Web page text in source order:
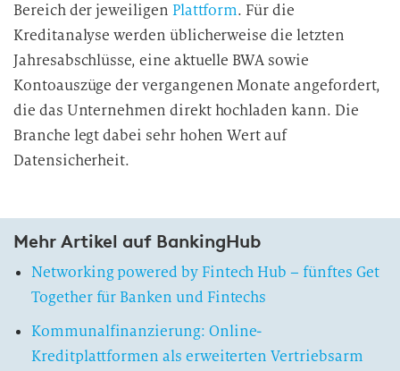
Bereich der jeweiligen Plattform. Für die
Kreditanalyse werden üblicherweise die letzten
Jahresabschlüsse, eine aktuelle BWA sowie
Kontoauszüge der vergangenen Monate angefordert,
die das Unternehmen direkt hochladen kann. Die
Branche legt dabei sehr hohen Wert auf
Datensicherheit.
Mehr Artikel auf BankingHub
Networking powered by Fintech Hub – fünftes Get
Together für Banken und Fintechs
Kommunalfinanzierung: Online-
Kreditplattformen als erweiterten Vertriebsarm